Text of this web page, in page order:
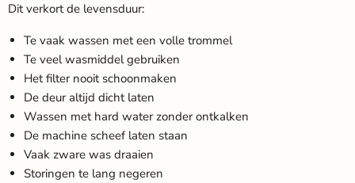
Dit verkort de levensduur:
Te vaak wassen met een volle trommel
Te veel wasmiddel gebruiken
Het filter nooit schoonmaken
De deur altijd dicht laten
Wassen met hard water zonder ontkalken
De machine scheef laten staan
Vaak zware was draaien
Storingen te lang negeren